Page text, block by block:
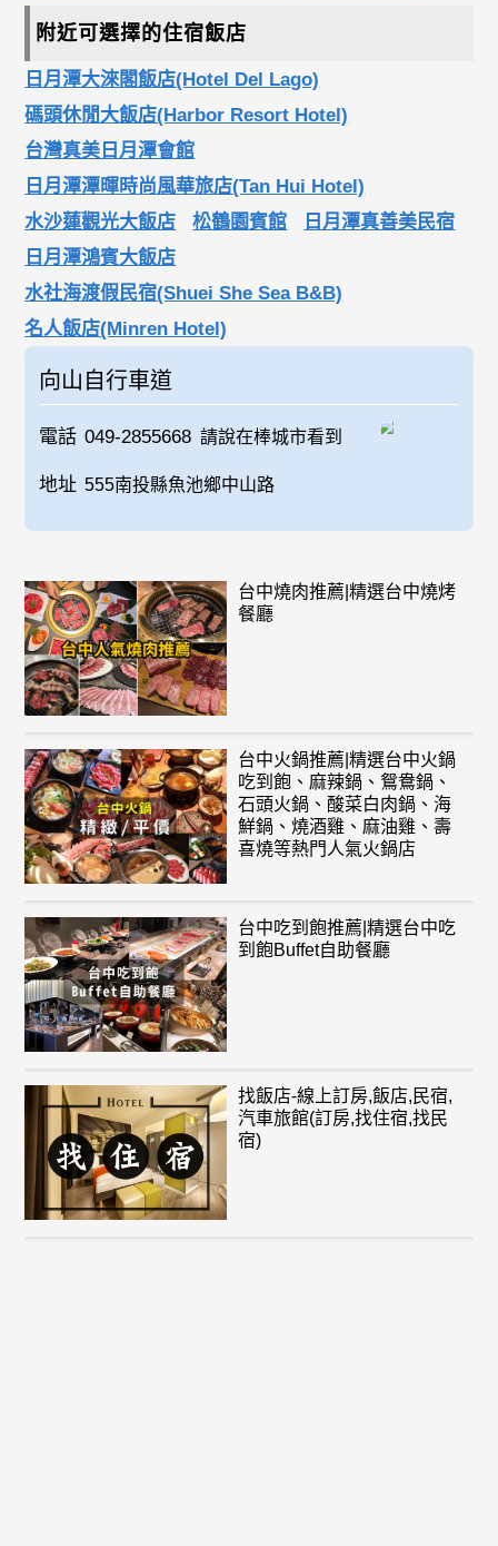
附近可選擇的住宿飯店
日月潭大淶閣飯店(Hotel Del Lago)
碼頭休閒大飯店(Harbor Resort Hotel)
台灣真美日月潭會館
日月潭潭暉時尚風華旅店(Tan Hui Hotel)
水沙蓮觀光大飯店
松鶴園賓館
日月潭真善美民宿
日月潭鴻賓大飯店
水社海渡假民宿(Shuei She Sea B&B)
名人飯店(Minren Hotel)
向山自行車道
電話 049-2855668 請說在棒城市看到
地址 555南投縣魚池鄉中山路
台中燒肉推薦|精選台中燒烤
餐廳
台中火鍋推薦|精選台中火鍋
吃到飽、麻辣鍋、鴛鴦鍋、
石頭火鍋、酸菜白肉鍋、海
鮮鍋、燒酒雞、麻油雞、壽
喜燒等熱門人氣火鍋店
台中吃到飽推薦|精選台中吃
到飽Buffet自助餐廳
找飯店-線上訂房,飯店,民宿,
汽車旅館(訂房,找住宿,找民
宿)